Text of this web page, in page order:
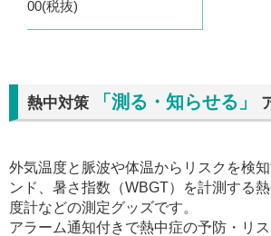
00(税抜)
熱中対策 「測る・知らせる」
外気温度と脈波や体温からリスクを検
ンド、暑さ指数（WBGT）を計測する
度計などの測定グッズです。
アラーム通知付きで熱中症の予防・リ